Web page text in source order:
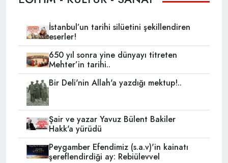
İstanbul’un tarihi silüetini şekillendiren
eserler!
650 yıl sonra yine dünyayı titreten
Mehter’in tarihi..
Bir Deli'nin Allah'a yazdığı mektup!..
Şair ve yazar Yavuz Bülent Bakiler
Hakk'a yürüdü
Peygamber Efendimiz (s.a.v)'in kainatı
şereflendirdiği ay: Rebiülevvel